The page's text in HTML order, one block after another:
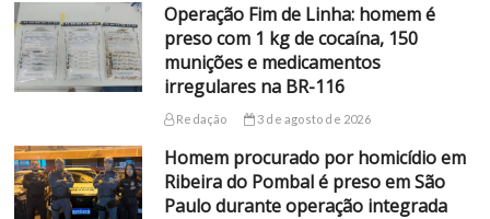
Operação Fim de Linha: homem é
preso com 1 kg de cocaína, 150
munições e medicamentos
irregulares na BR-116
Redação 3 de agosto de 2026
Homem procurado por homicídio em
Ribeira do Pombal é preso em São
Paulo durante operação integrada